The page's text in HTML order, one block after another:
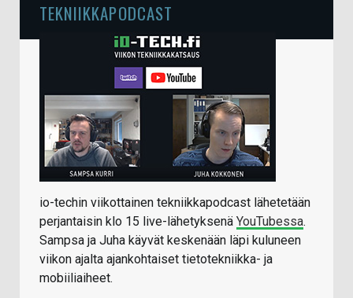
TEKNIIKKAPODCAST
io-techin viikottainen tekniikkapodcast lähetetään
perjantaisin klo 15 live-lähetyksenä YouTubessa.
Sampsa ja Juha käyvät keskenään läpi kuluneen
viikon ajalta ajankohtaiset tietotekniikka- ja
mobiiliaiheet.